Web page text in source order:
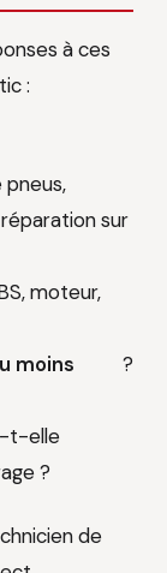
à ces
:
sur
moteur,
moins
?
t-elle
?
de